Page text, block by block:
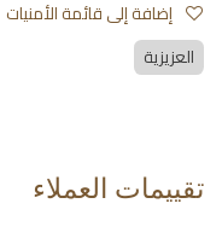
العزيزية
تقييمات العملاء